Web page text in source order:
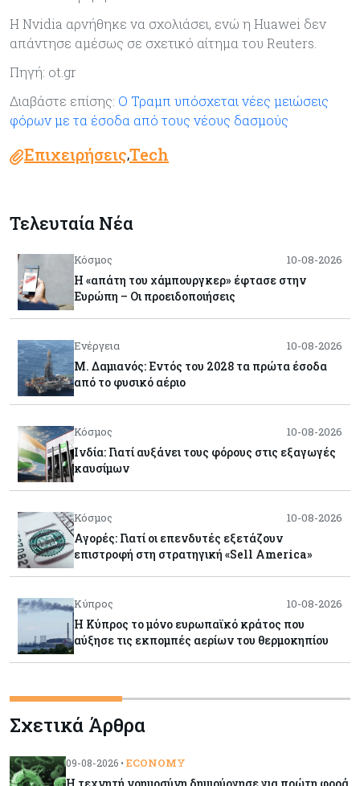
Η Nvidia αρνήθηκε να σχολιάσει, ενώ η Huawei δεν
απάντησε αμέσως σε σχετικό αίτημα του Reuters.
Πηγή: ot.gr
Διαβάστε επίσης: Ο Τραμπ υπόσχεται νέες μειώσεις
φόρων με τα έσοδα από τους νέους δασμούς
Επιχειρήσεις,Tech
Τελευταία Νέα
Κόσμος 10-08-2026
Η «απάτη του χάμπουργκερ» έφτασε στην
Ευρώπη – Οι προειδοποιήσεις
Ενέργεια 10-08-2026
Μ. Δαμιανός: Εντός του 2028 τα πρώτα έσοδα
από το φυσικό αέριο
Κόσμος 10-08-2026
Ινδία: Γιατί αυξάνει τους φόρους στις εξαγωγές
καυσίμων
Κόσμος 10-08-2026
Αγορές: Γιατί οι επενδυτές εξετάζουν
επιστροφή στη στρατηγική «Sell America»
Κύπρος 10-08-2026
Η Κύπρος το μόνο ευρωπαϊκό κράτος που
αύξησε τις εκπομπές αερίων του θερμοκηπίου
εταιρικά κέρδη – Αντέχει όμως το ράλι;
Tech 09-08-2026
Σχετικά Άρθρα
09-08-2026 • ECONOMY